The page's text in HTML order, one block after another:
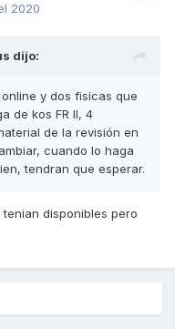
2020
dijo:
y dos fisicas que
de kos FR II, 4
de la revisión en
cuando lo haga
tendran que esperar.
disponibles pero